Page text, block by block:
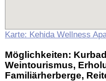
Karte: Kehida Wellness
Möglichkeiten:
Weintourismus,
Familiärherberge,